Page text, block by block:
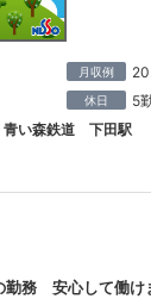
月収例
休日 5
青い森鉄道 下田駅
勤務 安心して働け